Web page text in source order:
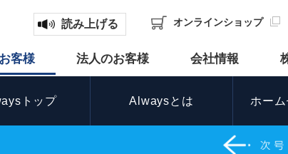
読み上げる オンラインショップ
客様 法人のお客様 会社情報
トップ Alwaysとは ホー